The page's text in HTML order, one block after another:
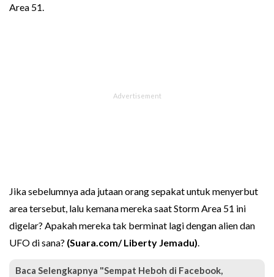
Area 51.
Jika sebelumnya ada jutaan orang sepakat untuk menyerbut
area tersebut, lalu kemana mereka saat Storm Area 51 ini
digelar? Apakah mereka tak berminat lagi dengan alien dan
UFO di sana? (Suara.com/ Liberty Jemadu)
Baca Selengkapnya "Sempat Heboh di Facebook,